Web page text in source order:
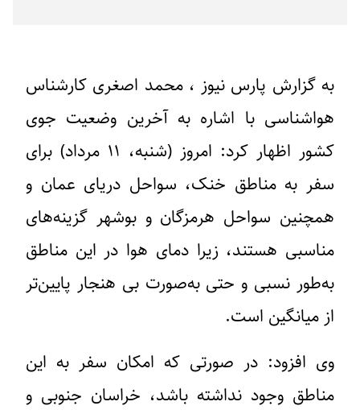
به گزارش پارس نیوز ،‌ محمد اصغری کارشناس
هواشناسی با اشاره به آخرین وضعیت جوی
کشور اظهار کرد: امروز (شنبه، ۱۱ مرداد) برای
سفر به مناطق خنک، سواحل دریای عمان و
همچنین سواحل هرمزگان و بوشهر گزینه‌های
مناسبی هستند، زیرا دمای هوا در این مناطق
به‌طور نسبی و حتی به‌صورت بی هنجار پایین‌تر
از میانگین است.
وی افزود: در صورتی که امکان سفر به این
مناطق وجود نداشته باشد، خراسان جنوبی و